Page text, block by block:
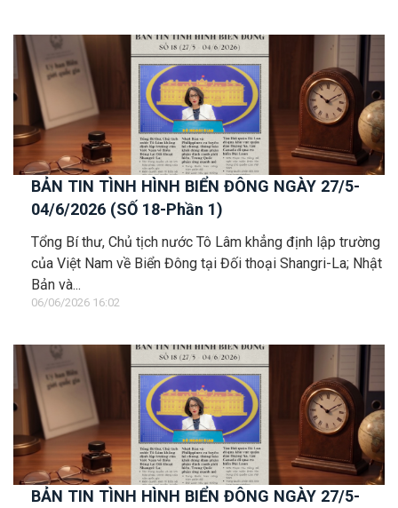
BẢN TIN TÌNH HÌNH BIỂN ĐÔNG NGÀY 27/5-
04/6/2026 (SỐ 18-Phần 1)
Tổng Bí thư, Chủ tịch nước Tô Lâm khẳng định lập trường
của Việt Nam về Biển Đông tại Đối thoại Shangri-La; Nhật
Bản và...
06/06/2026 16:02
BẢN TIN TÌNH HÌNH BIỂN ĐÔNG NGÀY 27/5-